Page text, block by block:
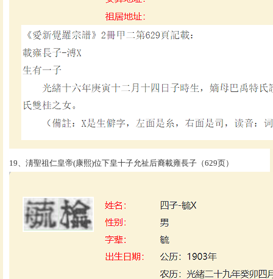
19、淸聖祖仁皇帝(康熙)位下皇十子允祉后裔載雍長子（629页）